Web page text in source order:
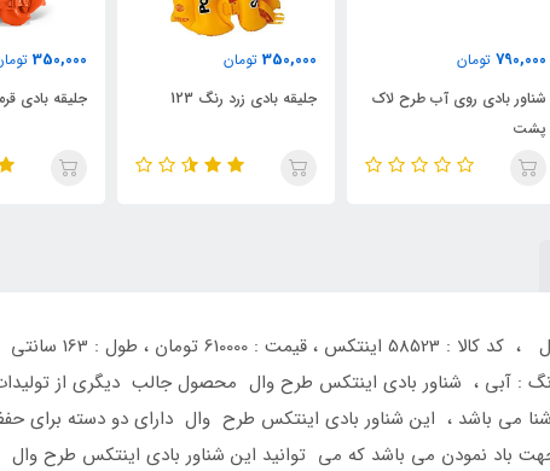
790,000 تومان
شناور بادی روی آب طرح لاک
پشت
350,000 تومان
جلیقه بادی زرد رنگ 123
350,000
جلیقه بادی
آبی ، شناور بادی اینتکس طرح وال محصول جالب دیگری از تولیدات
می باشد ، این شناور بادی اینتکس طرح وال دارای دو دسته
باد نمودن می باشد که می توانید این شناور بادی اینتکس طرح